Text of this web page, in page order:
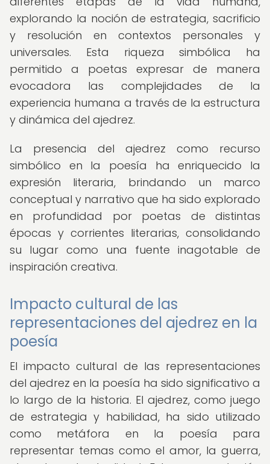
explorando la noción de estrategia, sacrificio
y resolución en contextos personales y
universales. Esta riqueza simbólica ha
permitido a poetas expresar de manera
evocadora las complejidades de la
experiencia humana a través de la estructura
y dinámica del ajedrez.
La presencia del ajedrez como recurso
simbólico en la poesía ha enriquecido la
expresión literaria, brindando un marco
conceptual y narrativo que ha sido explorado
en profundidad por poetas de distintas
épocas y corrientes literarias, consolidando
su lugar como una fuente inagotable de
inspiración creativa.
Impacto cultural de las
representaciones del ajedrez en la
poesía
El impacto cultural de las representaciones
del ajedrez en la poesía ha sido significativo a
lo largo de la historia. El ajedrez, como juego
de estrategia y habilidad, ha sido utilizado
como metáfora en la poesía para
representar temas como el amor, la guerra,